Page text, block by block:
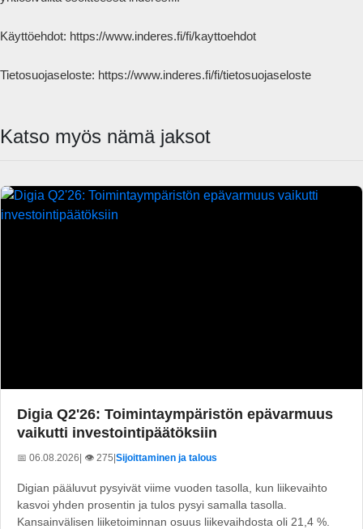
Käyttöehdot: https://www.inderes.fi/fi/kayttoehdot
Tietosuojaseloste: https://www.inderes.fi/fi/tietosuojaseloste
Katso myös nämä jaksot
Digia Q2'26: Toimintaympäristön epävarmuus
vaikutti investointipäätöksiin
📅 06.08.2026| 👁️ 275|Sijoittaminen ja talous
Digian pääluvut pysyivät viime vuoden tasolla, kun liikevaihto
kasvoi yhden prosentin ja tulos pysyi samalla tasolla.
Kansainvälisen liiketoiminnan osuus liikevaihdosta oli 21,4 %.